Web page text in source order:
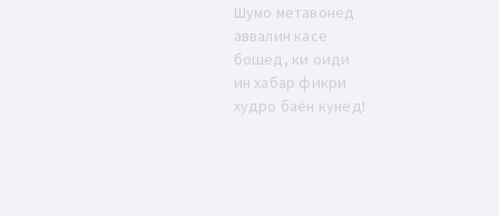
Шумо метавонед
аввалин касе
бошед, ки оиди
ин хабар фикри
худро баён кунед!